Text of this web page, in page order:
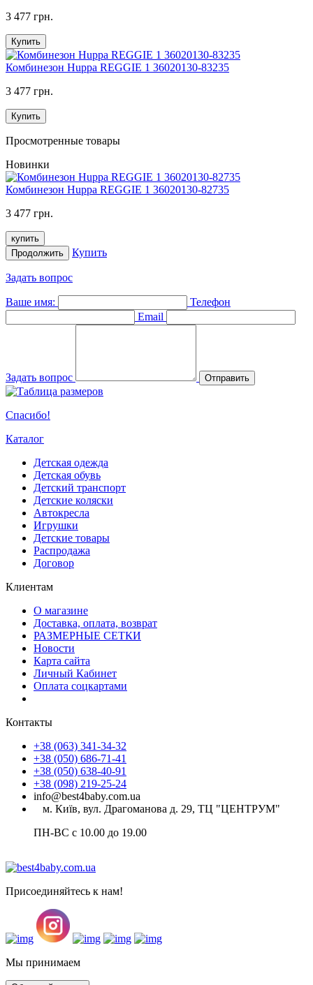
3 477 грн.
Купить
Комбинезон Huppa REGGIE 1 36020130-83235
3 477 грн.
Купить
Просмотренные товары
Новинки
Комбинезон Huppa REGGIE 1 36020130-82735
3 477 грн.
купить
Продолжить
Купить
Задать вопрос
Ваше имя:
Телефон
Email
Задать вопрос Отправить
Спасибо!
Каталог
Детская одежда
Детская обувь
Детский транспорт
Детские коляски
Автокресла
Игрушки
Детские товары
Распродажа
Договор
Клиентам
О магазине
Доставка, оплата, возврат
РАЗМЕРНЫЕ СЕТКИ
Новости
Карта сайта
Личный Кабинет
Оплата соцкартами
Контакты
+38 (063) 341-34-32
+38 (050) 686-71-41
+38 (050) 638-40-91
+38 (098) 219-25-24
info@best4baby.com.ua
м. Київ, вул. Драгоманова д. 29, ТЦ "ЦЕНТРУМ"
ПН-ВС с 10.00 до 19.00
Присоединяйтесь к нам!
Мы принимаем